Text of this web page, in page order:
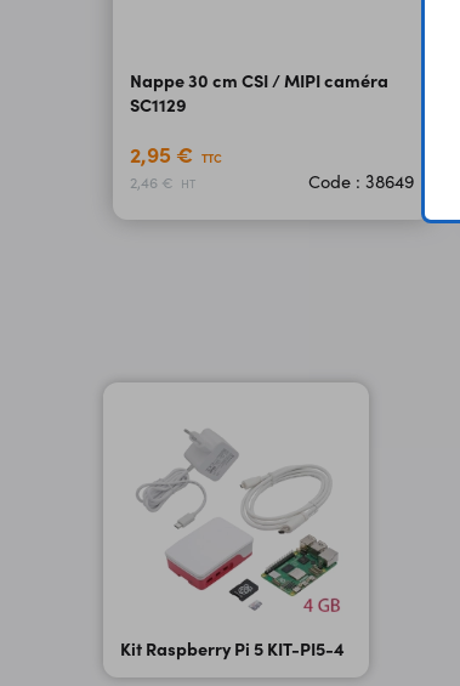
Nappe 30 cm CSI / MIPI caméra
SC1129
2,95 € TTC
2,46 € HT Code : 38649
Kit Raspberry Pi 5 KIT-PI5-4